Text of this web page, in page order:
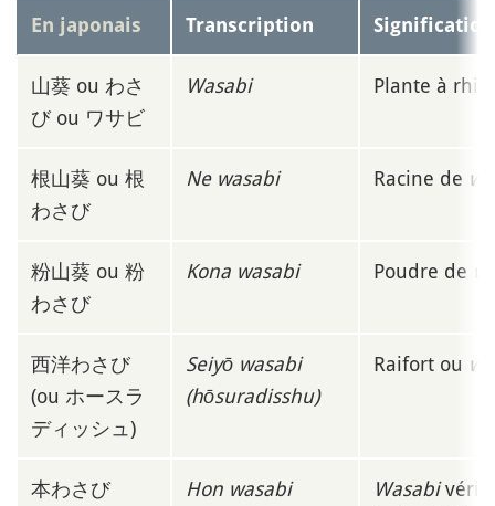
En japonais Transcription Signification
山葵 ou わさ
び ou ワサビ
Wasabi Plante à
根山葵 ou 根
わさび
Ne wasabi Racine de
粉山葵 ou 粉
わさび
Kona wasabi Poudre de
西洋わさび
(ou ホースラ
ディッシュ)
Seiyō wasabi
(hōsuradisshu)
Raifort ou
本わさび Hon wasabi Wasabi